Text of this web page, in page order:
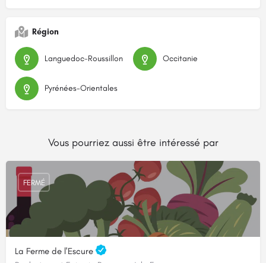
Région
Languedoc-Roussillon Occitanie
Pyrénées-Orientales
Vous pourriez aussi être intéressé par
La Ferme de l'Escure
FERMÉ